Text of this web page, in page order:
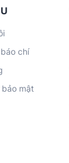
chí
bảo mật